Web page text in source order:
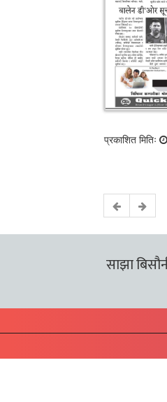
प्रकाशित मितिः
साझा